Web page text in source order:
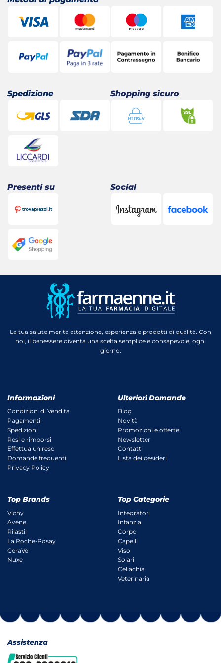
Spedizione Shopping sicuro
Presenti su Social
La tua salute merita attenzione, esperienza e prodotti di qualità. Con
noi, il benessere diventa una scelta semplice e consapevole, ogni
giorno.
Informazioni
Condizioni di Vendita
Pagamenti
Spedizioni
Resi e rimborsi
Effettua un reso
Domande frequenti
Privacy Policy
Ulteriori Domande
Blog
Novità
Promozioni e offerte
Newsletter
Contatti
Lista dei desideri
Top Brands
Vichy
Avène
Rilastil
La Roche-Posay
CeraVe
Nuxe
Top Categorie
Integratori
Infanzia
Corpo
Capelli
Viso
Solari
Celiachia
Veterinaria
Assistenza